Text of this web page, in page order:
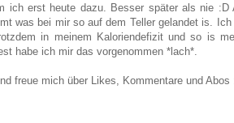
ich erst heute dazu. Besser später als nie :D
was bei mir so auf dem Teller gelandet is. Ich
in meinem Kaloriendefizit und so is
habe ich mir das vorgenommen *lach*.
freue mich über Likes, Kommentare und Abos